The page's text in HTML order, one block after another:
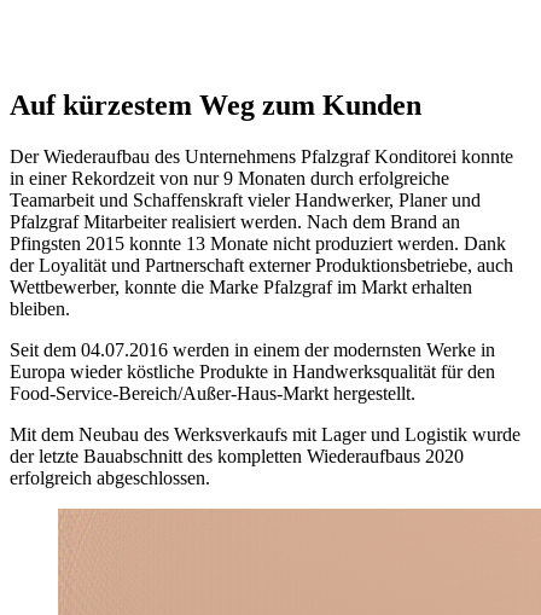
Auf kürzestem Weg zum Kunden
Der Wiederaufbau des Unternehmens Pfalzgraf Konditorei konnte
in einer Rekordzeit von nur 9 Monaten durch erfolgreiche
Teamarbeit und Schaffenskraft vieler Handwerker, Planer und
Pfalzgraf Mitarbeiter realisiert werden. Nach dem Brand an
Pfingsten 2015 konnte 13 Monate nicht produziert werden. Dank
der Loyalität und Partnerschaft externer Produktionsbetriebe, auch
Wettbewerber, konnte die Marke Pfalzgraf im Markt erhalten
bleiben.
Seit dem 04.07.2016 werden in einem der modernsten Werke in
Europa wieder köstliche Produkte in Handwerksqualität für den
Food-Service-Bereich/Außer-Haus-Markt hergestellt.
Mit dem Neubau des Werksverkaufs mit Lager und Logistik wurde
der letzte Bauabschnitt des kompletten Wiederaufbaus 2020
erfolgreich abgeschlossen.